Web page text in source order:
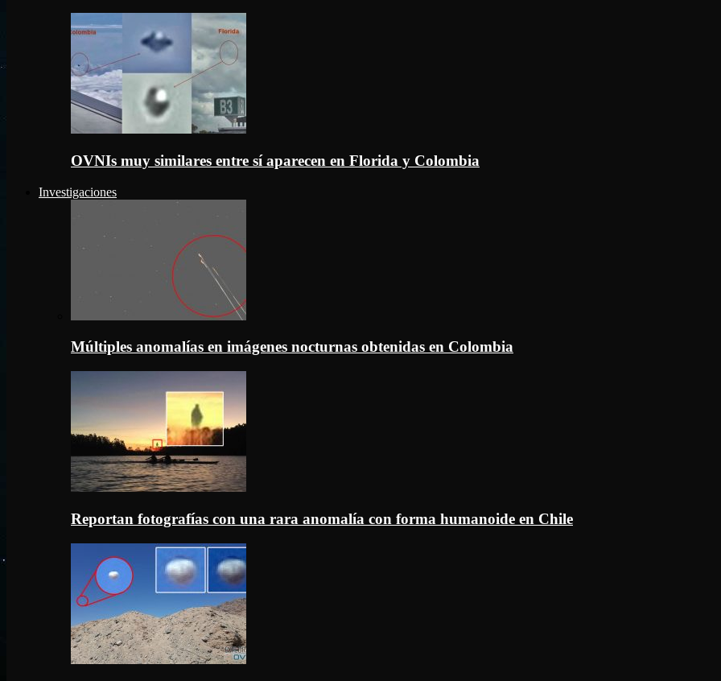
OVNIs muy similares entre sí aparecen en Florida y Colombia
Investigaciones
Múltiples anomalías en imágenes nocturnas obtenidas en Colombia
Reportan fotografías con una rara anomalía con forma humanoide en Chile